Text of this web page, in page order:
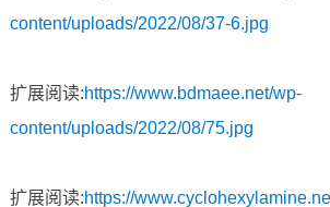
content/uploads/2022/08/37-6.jpg
扩展阅读:https://www.bdmaee.net/wp-
content/uploads/2022/08/75.jpg
扩展阅读:https://